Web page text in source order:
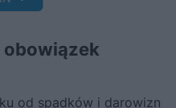
od spadków i darowizn